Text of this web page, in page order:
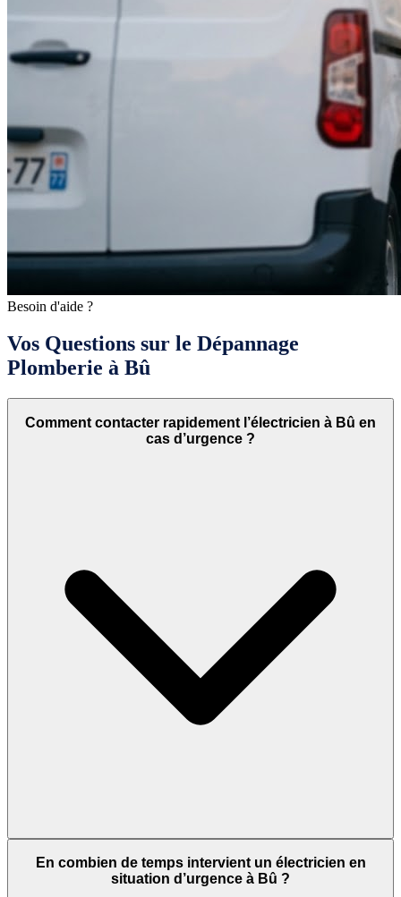
Besoin d'aide ?
Vos Questions sur le Dépannage
Plomberie à Bû
Comment contacter rapidement l’électricien à Bû en
cas d’urgence ?
En combien de temps intervient un électricien en
situation d’urgence à Bû ?